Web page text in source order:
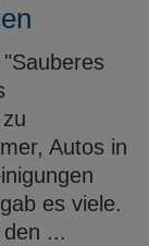
Autos in
es viele.
...